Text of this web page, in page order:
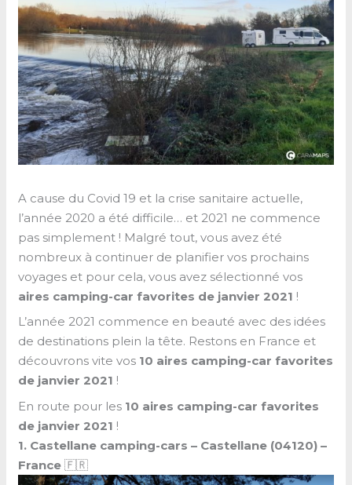
A cause du Covid 19 et la crise sanitaire actuelle,
l’année 2020 a été difficile… et 2021 ne commence
pas simplement ! Malgré tout, vous avez été
nombreux à continuer de planifier vos prochains
voyages et pour cela, vous avez sélectionné vos
aires camping-car favorites de janvier 2021 !
L’année 2021 commence en beauté avec des idées
de destinations plein la tête. Restons en France et
découvrons vite vos 10 aires camping-car favorites
de janvier 2021 !
En route pour les 10 aires camping-car favorites
de janvier 2021 !
1. Castellane camping-cars – Castellane (04120) –
France🇫🇷